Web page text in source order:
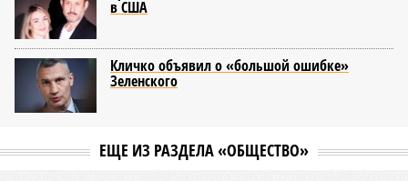
в США
Кличко объявил о «большой ошибке»
Зеленского
ЕЩЕ ИЗ РАЗДЕЛА «ОБЩЕСТВО»